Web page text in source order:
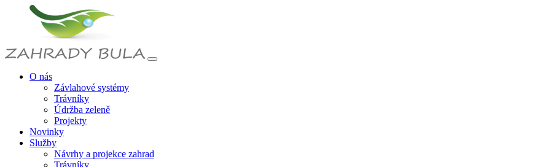
O nás
Závlahové systémy
Trávníky
Údržba zeleně
Projekty
Novinky
Služby
Návrhy a projekce zahrad
Trávníky